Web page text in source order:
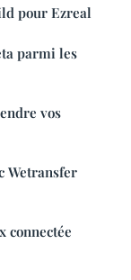
pour Ezreal
parmi les
vos
Wetransfer
connectée